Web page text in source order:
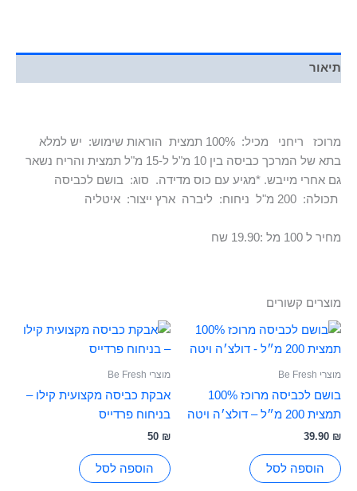
תיאור
מרוכז ריחני מכיל: הוראות שימוש: יש למלא
בתא של המרכך כביסה בין 10 מ"ל ל-15 מ"ל תמצית והריח נשאר
גם אחרי מייבש. *מגיע עם כוס מדידה.
סוג: בושם לכביסה
תכולה:
ניחוח: ליברה ארץ ייצור: איטליה
מחיר ל 100 מל :19.90 שח
מוצרים קשורים
מוצרי Be Fresh
בושם לכביסה מרוכז 100%
תמצית 200 מ״ל – דולצ׳ה ויטה
39.90 ₪
הוספה לסל
מוצרי Be Fresh
אבקת כביסה מקצועית קילו –
בניחוח פרדייס
50 ₪
הוספה לסל